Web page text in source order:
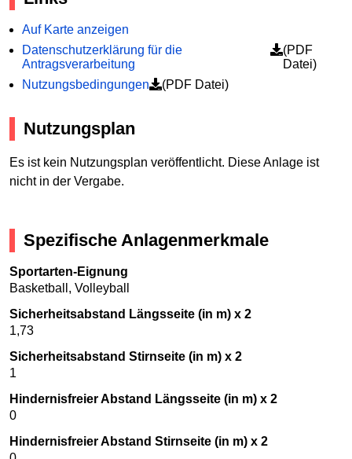
Auf Karte anzeigen
Datenschutzerklärung für die
Antragsverarbeitung
(PDF
Datei)
Nutzungsbedingungen
(PDF Datei)
Nutzungsplan
Es ist kein Nutzungsplan veröffentlicht. Diese Anlage ist
nicht in der Vergabe.
Spezifische Anlagenmerkmale
Sportarten-Eignung
Basketball, Volleyball
Sicherheitsabstand Längsseite (in m) x 2
1,73
Sicherheitsabstand Stirnseite (in m) x 2
1
Hindernisfreier Abstand Längsseite (in m) x 2
0
Hindernisfreier Abstand Stirnseite (in m) x 2